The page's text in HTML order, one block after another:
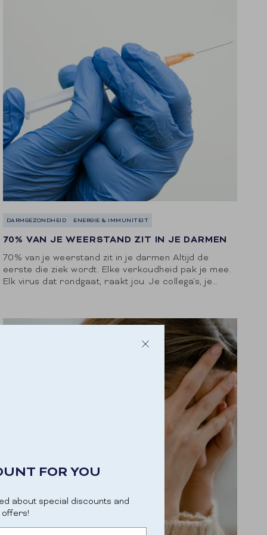
DARMGEZONDHEID ENERGIE & IMMUNITEIT
70% VAN JE WEERSTAND ZIT IN JE DARMEN
70% van je weerstand zit in je darmen Altijd de
eerste die ziek wordt. Elke verkoudheid pak je mee.
Elk virus dat rondgaat, raakt jou. Je collega's, je
FOR YOU
about special discounts and
offers!